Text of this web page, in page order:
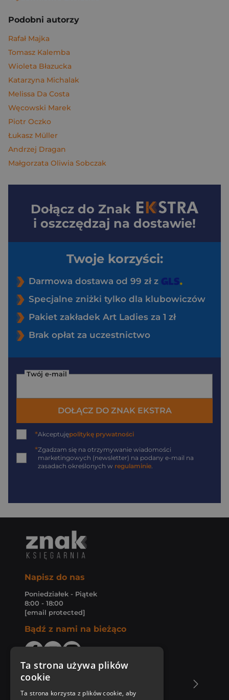
Podobni autorzy
Rafał Majka
Tomasz Kalemba
Wioleta Błazucka
Katarzyna Michalak
Melissa Da Costa
Węcowski Marek
Piotr Oczko
Łukasz Müller
Andrzej Dragan
Małgorzata Oliwia Sobczak
Dołącz do Znak
i oszczędzaj na dostawie!
Twoje korzyści:
Darmowa dostawa od 99 zł z
Specjalne zniżki tylko dla klubowiczów
Pakiet zakładek Art Ladies za 1 zł
Brak opłat za uczestnictwo
Twój e-mail
DOŁĄCZ DO ZNAK EKSTRA
*Akceptujępolitykę prywatności
*Zgadzam się na otrzymywanie wiadomości
marketingowych (newsletter) na podany e-mail na
zasadach określonych w regulaminie.
Napisz do nas
Poniedziałek - Piątek
8:00 - 18:00
[email protected]
Bądź z nami na bieżąco
Ta strona używa plików
cookie
Ta strona korzysta z plików cookie, aby